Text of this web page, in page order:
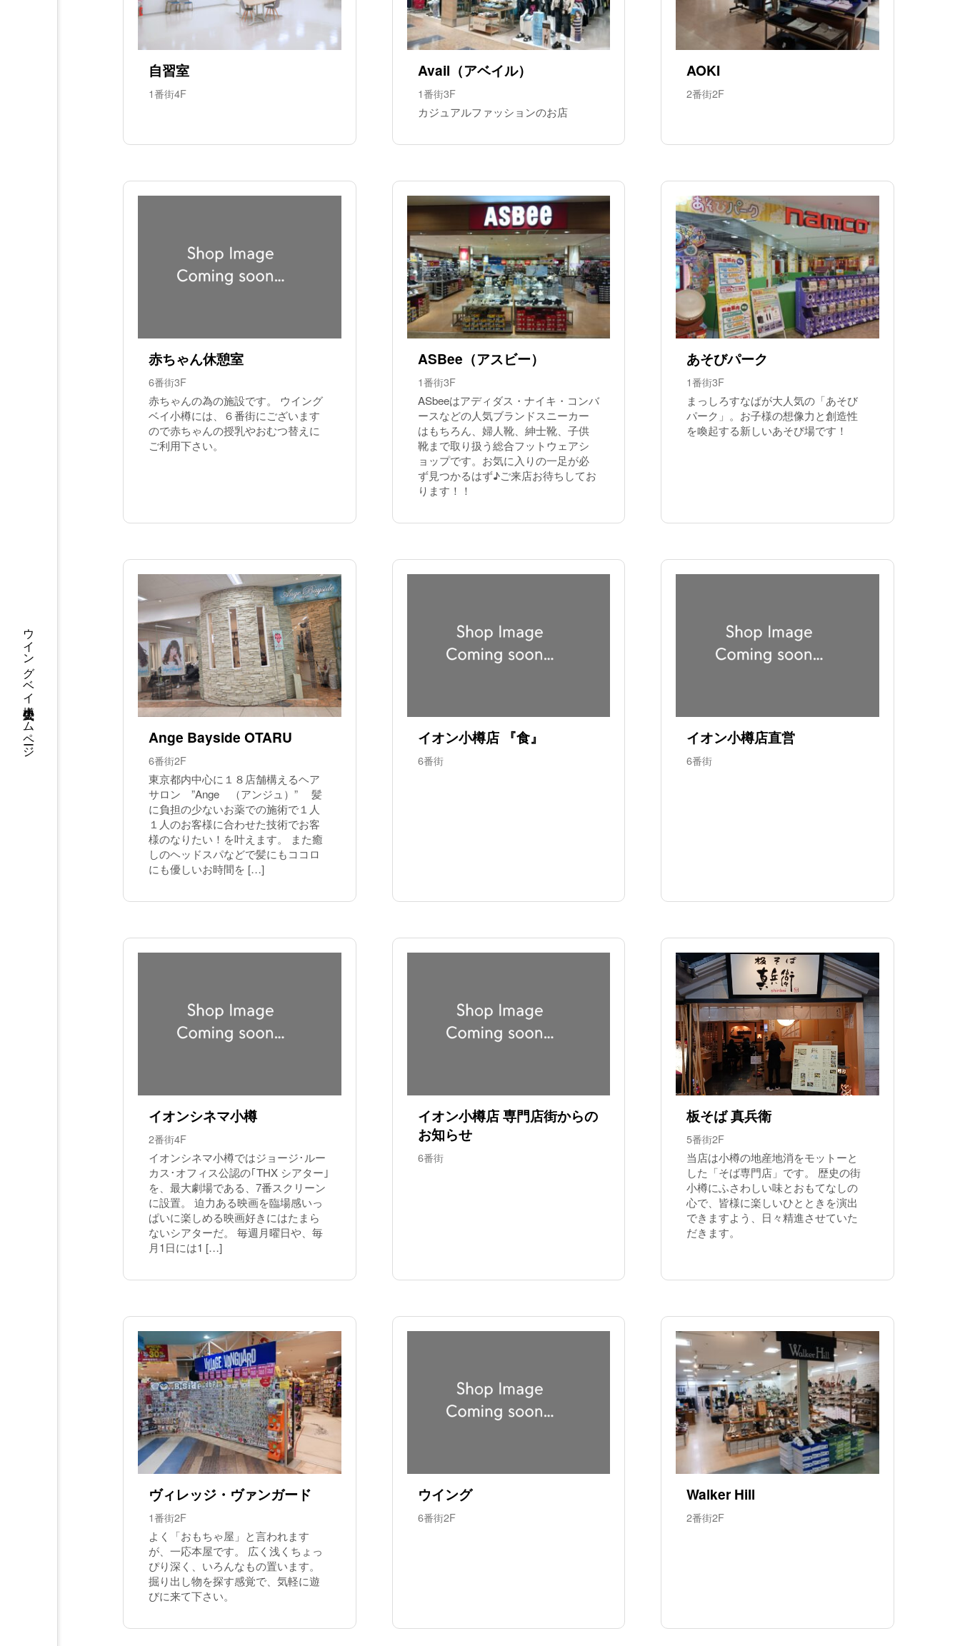
ウイングベイ小樽 公式ホームページ
自習室
1番街4F
Avail（アベイル）
1番街3F
カジュアルファッションのお店
AOKI
2番街2F
赤ちゃん休憩室
6番街3F
赤ちゃんの為の施設です。 ウイング
ベイ小樽には、６番街にございます
ので赤ちゃんの授乳やおむつ替えに
ご利用下さい。
ASBee（アスビー）
1番街3F
ASbeeはアディダス・ナイキ・コンバ
ースなどの人気ブランドスニーカー
はもちろん、婦人靴、紳士靴、子供
靴まで取り扱う総合フットウェアシ
ョップです。お気に入りの一足が必
ず見つかるはず♪ご来店お待ちしてお
ります！！
あそびパーク
1番街3F
まっしろすなばが大人気の「あそび
パーク」。お子様の想像力と創造性
を喚起する新しいあそび場です！
Ange Bayside OTARU
6番街2F
東京都内中心に１８店舗構えるヘア
サロン ”Ange （アンジュ）” 髪
に負担の少ないお薬での施術で１人
１人のお客様に合わせた技術でお客
様のなりたい！を叶えます。 また癒
しのヘッドスパなどで髪にもココロ
にも優しいお時間を […]
イオン小樽店 『食』
6番街
イオン小樽店直営
6番街
イオンシネマ小樽
2番街4F
イオンシネマ小樽ではジョージ･ルー
カス･オフィス公認の｢THX シアター｣
を、最大劇場である、7番スクリーン
に設置。 迫力ある映画を臨場感いっ
ぱいに楽しめる映画好きにはたまら
ないシアターだ。 毎週月曜日や、毎
月1日には1 […]
イオン小樽店 専門店街からの
お知らせ
6番街
板そば 真兵衛
5番街2F
当店は小樽の地産地消をモットーと
した「そば専門店」です。 歴史の街
小樽にふさわしい味とおもてなしの
心で、皆様に楽しいひとときを演出
できますよう、日々精進させていた
だきます。
ヴィレッジ・ヴァンガード
1番街2F
よく「おもちゃ屋」と言われます
が、一応本屋です。 広く浅くちょっ
ぴり深く、いろんなもの置います。
掘り出し物を探す感覚で、気軽に遊
びに来て下さい。
ウイング
6番街2F
Walker Hill
2番街2F